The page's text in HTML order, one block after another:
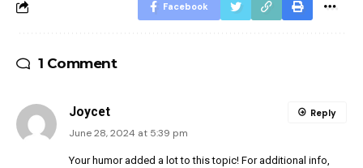
Facebook
1 Comment
Joycet
June 28, 2024 at 5:39 pm
Your humor added a lot to this topic! For additional info,
Reply